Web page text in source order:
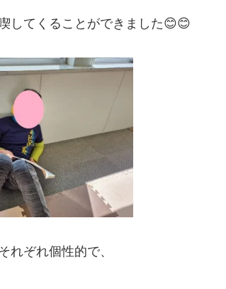
してくることができました😊😊
れぞれ個性的で、